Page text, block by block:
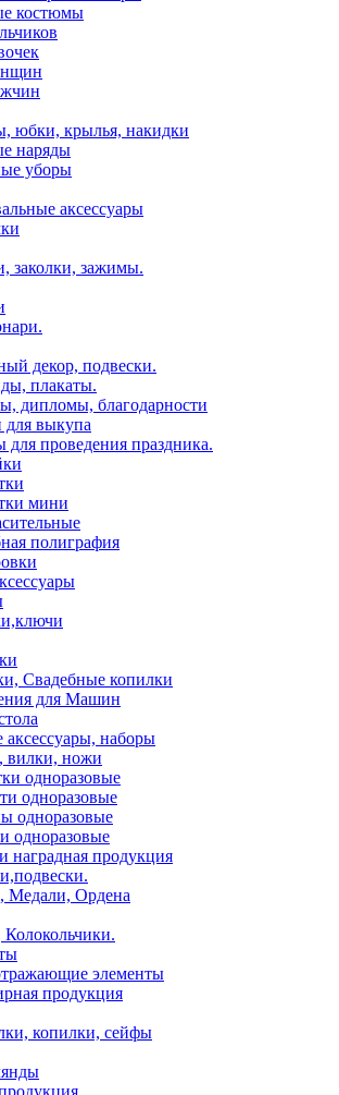
костюмы
юбки, крылья, накидки
наряды
уборы
аксессуары
заколки, зажимы.
декор, подвески.
плакаты.
дипломы, благодарности
для выкупа
для проведения праздника.
мини
полиграфия
Свадебные копилки
для Машин
аксессуары, наборы
вилки, ножи
одноразовые
одноразовые
одноразовые
одноразовые
наградная продукция
Медали, Ордена
элементы
продукция
копилки, сейфы